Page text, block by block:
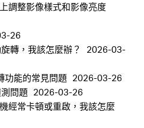
調整影像樣式和影像亮度
26
轉，我該怎麼辦？
2026-03-
功能的常見問題 2026-03-26
問題 2026-03-26
經常卡頓或重啟，我該怎麼